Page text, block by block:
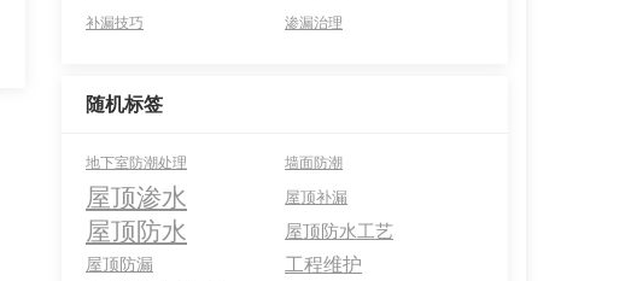
补漏技巧
渗漏治理
随机标签
地下室防潮处理 墙面防潮
屋顶渗水 屋顶补漏
屋顶防水 屋顶防水工艺
屋顶防漏 工程维护